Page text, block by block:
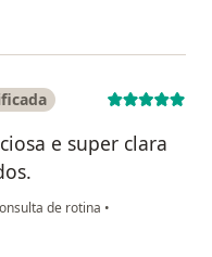
e super clara
de rotina •